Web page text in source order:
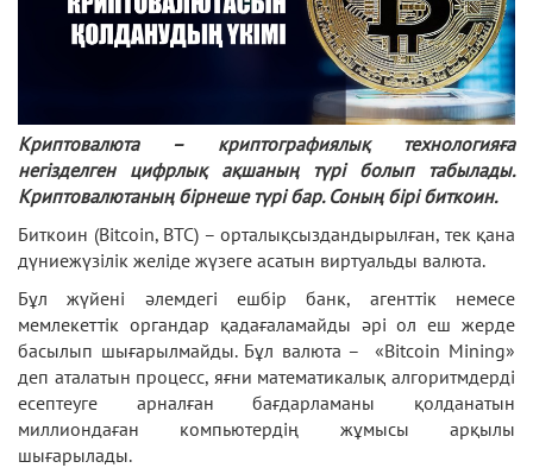
Криптовалюта – криптографиялық технологияға
негізделген цифрлық ақшаның түрі болып табылады.
Криптовалютаның бірнеше түрі бар. Соның бірі биткоин.
Биткоин (Bitcoin, BTC) – орталықсыздандырылған, тек қана
дүниежүзілік желіде жүзеге асатын виртуальды валюта.
Бұл жүйені әлемдегі ешбір банк, агенттік немесе
мемлекеттік органдар қадағаламайды әрі ол еш жерде
басылып шығарылмайды. Бұл валюта – «Bitcoin Mining»
деп аталатын процесс, яғни математикалық алгоритмдерді
есептеуге арналған бағдарламаны қолданатын
миллиондаған компьютердің жұмысы арқылы
шығарылады.